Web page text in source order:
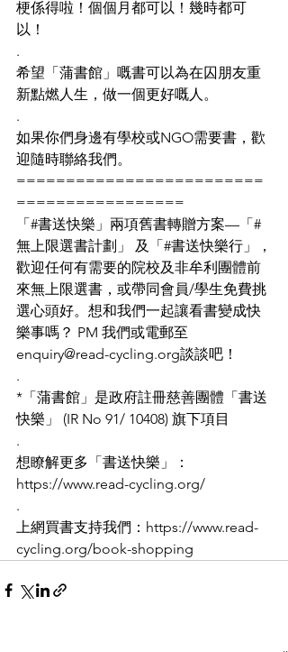
梗係得啦！個個月都可以！幾時都可
以！
.
希望「蒲書館」嘅書可以為在囚朋友重
新點燃人生，做一個更好嘅人。
.
如果你們身邊有學校或NGO需要書，歡
迎隨時聯絡我們。
=========================
=================
「#書送快樂」兩項舊書轉贈方案—「#
無上限選書計劃」 及「#書送快樂行」，
歡迎任何有需要的院校及非牟利團體前
來無上限選書，或帶同會員/學生免費挑
選心頭好。想和我們一起讓看書變成快
樂事嗎？ PM 我們或電郵至
enquiry@read-cycling.org談談吧！
.
*「蒲書館」是政府註冊慈善團體「書送
快樂」 (IR No 91/ 10408) 旗下項目
.
想瞭解更多「書送快樂」：
https://www.read-cycling.org/
.
上網買書支持我們：https://www.read-
cycling.org/book-shopping